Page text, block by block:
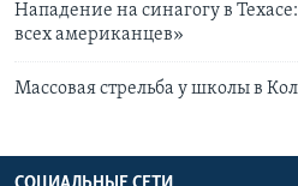
Нападение на синагогу в
всех американцев»
Массовая стрельба у школы в